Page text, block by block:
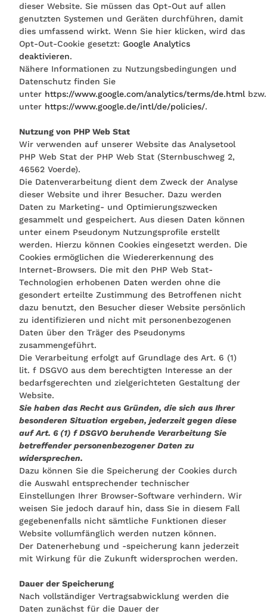
dieser Website. Sie müssen das Opt-Out auf allen
genutzten Systemen und Geräten durchführen, damit
dies umfassend wirkt. Wenn Sie hier klicken, wird das
Opt-Out-Cookie gesetzt: Google Analytics
deaktivieren.
Nähere Informationen zu Nutzungsbedingungen und
Datenschutz finden Sie
unter https://www.google.com/analytics/terms/de.html bzw.
unter https://www.google.de/intl/de/policies/.
Nutzung von PHP Web Stat
Wir verwenden auf unserer Website das Analysetool
PHP Web Stat der PHP Web Stat (Sternbuschweg 2,
46562 Voerde).
Die Datenverarbeitung dient dem Zweck der Analyse
dieser Website und ihrer Besucher. Dazu werden
Daten zu Marketing- und Optimierungszwecken
gesammelt und gespeichert. Aus diesen Daten können
unter einem Pseudonym Nutzungsprofile erstellt
werden. Hierzu können Cookies eingesetzt werden. Die
Cookies ermöglichen die Wiedererkennung des
Internet-Browsers. Die mit den PHP Web Stat-
Technologien erhobenen Daten werden ohne die
gesondert erteilte Zustimmung des Betroffenen nicht
dazu benutzt, den Besucher dieser Website persönlich
zu identifizieren und nicht mit personenbezogenen
Daten über den Träger des Pseudonyms
zusammengeführt.
Die Verarbeitung erfolgt auf Grundlage des Art. 6 (1)
lit. f DSGVO aus dem berechtigten Interesse an der
bedarfsgerechten und zielgerichteten Gestaltung der
Website.
Sie haben das Recht aus Gründen, die sich aus Ihrer
besonderen Situation ergeben, jederzeit gegen diese
auf Art. 6 (1) f DSGVO beruhende Verarbeitung Sie
betreffender personenbezogener Daten zu
widersprechen.
Dazu können Sie die Speicherung der Cookies durch
die Auswahl entsprechender technischer
Einstellungen Ihrer Browser-Software verhindern. Wir
weisen Sie jedoch darauf hin, dass Sie in diesem Fall
gegebenenfalls nicht sämtliche Funktionen dieser
Website vollumfänglich werden nutzen können.
Der Datenerhebung und -speicherung kann jederzeit
mit Wirkung für die Zukunft widersprochen werden.
Dauer der Speicherung
Nach vollständiger Vertragsabwicklung werden die
Daten zunächst für die Dauer der